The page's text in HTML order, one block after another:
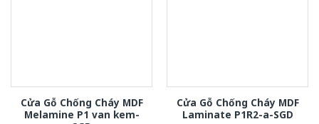
Cửa Gỗ Chống Cháy MDF
Melamine P1 van kem-
Cửa Gỗ Chống Cháy MDF
Laminate P1R2-a-SGD